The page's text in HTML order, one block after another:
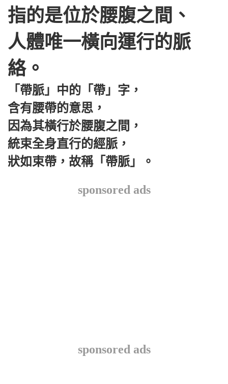
指的是位於腰腹之間、
人體唯一橫向運行的脈
絡。
「帶脈」中的「帶」字，
含有腰帶的意思，
因為其橫行於腰腹之間，
統束全身直行的經脈，
狀如束帶，故稱「帶脈」。
sponsored ads
sponsored ads